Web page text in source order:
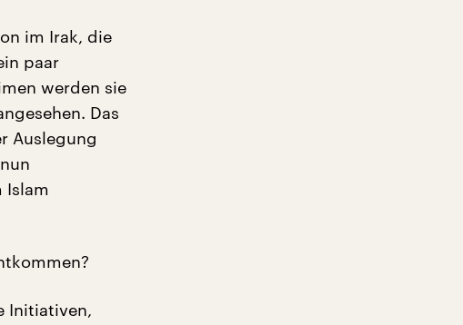
im Irak, die
paar
werden sie
Das
Auslegung
Islam
Initiativen,